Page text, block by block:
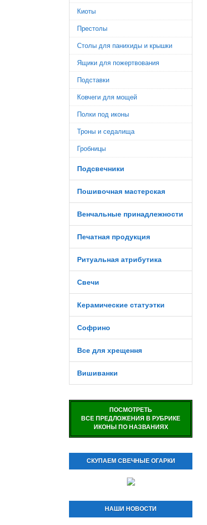
Киоты
Престолы
Столы для панихиды и крышки
Ящики для пожертвования
Подставки
Ковчеги для мощей
Полки под иконы
Троны и седалища
Гробницы
Подсвечники
Пошивочная мастерская
Венчальные принадлежности
Печатная продукция
Ритуальная атрибутика
Свечи
Керамические статуэтки
Софрино
Все для хрещення
Вишиванки
ПОСМОТРЕТЬ
ВСЕ ПРЕДЛОЖЕНИЯ В РУБРИКЕ
ИКОНЫ ПО НАЗВАНИЯХ
СКУПАЕМ СВЕЧНЫЕ ОГАРКИ
НАШИ НОВОСТИ